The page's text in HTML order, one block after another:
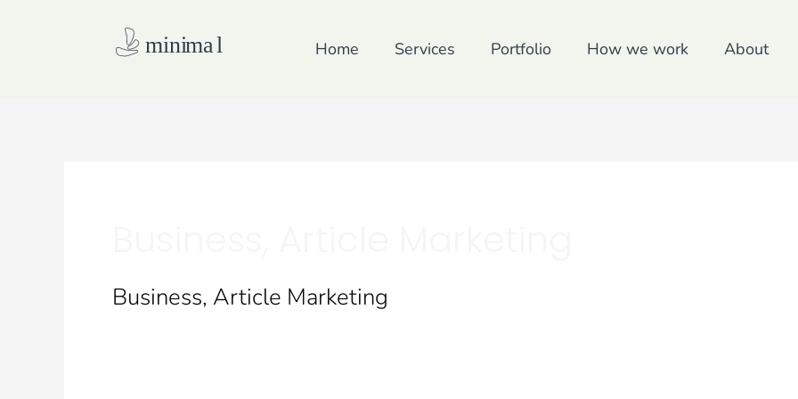
Home Services Portfolio How we work About
Business, Article Marketing